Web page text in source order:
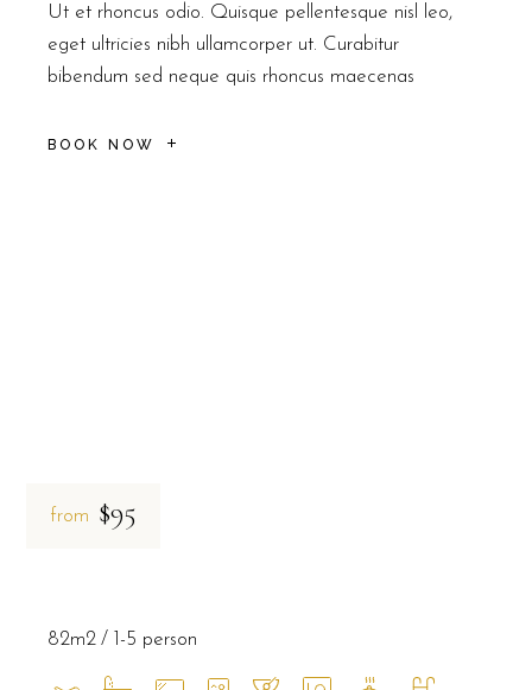
Ut et rhoncus odio. Quisque pellentesque nisl leo,
eget ultricies nibh ullamcorper ut. Curabitur
bibendum sed neque quis rhoncus maecenas
BOOK NOW
from $95
82m2 1-5 person